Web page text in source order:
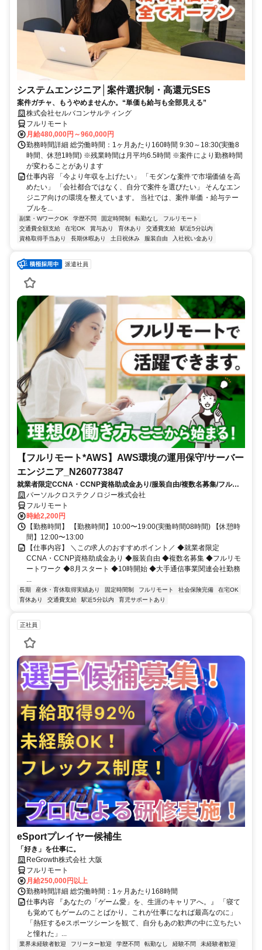
システムエンジニア│案件選択制・高還元SES
案件ガチャ、もうやめませんか。“単価も給与も全部見える”
株式会社セルバコンサルティング
フルリモート
月給480,000円～960,000円
勤務時間詳細 総労働時間：1ヶ月あたり160時間 9:30～18:30(実働8
時間、休憩1時間) ※残業時間は月平均6.5時間 ※案件により勤務時間
が変わることがあります
仕事内容 「今より年収を上げたい」 「モダンな案件で市場価値を高
めたい」 「会社都合ではなく、自分で案件を選びたい」 そんなエン
ジニア向けの環境を整えています。 当社では、案件単価・給与テー
ブルを...
副業・WワークOK 学歴不問 固定時間制 転勤なし
フルリモート
交通費全額支給
在宅OK 賞与あり 育休あり 交通費支給
駅近5分以内
資格取得手当あり
長期休暇あり 土日祝休み 服装自由 入社祝い金あり
派遣社員
【フルリモート*AWS】AWS環境の運用保守/サーバー
エンジニア_N260773847
就業者限定CCNA・CCNP資格助成金あり/服装自由/複数名募集/フルリ
モートワーク/8月スタート/10時開始/大手通信事業関連会社勤務
パーソルクロステクノロジー株式会社
フルリモート
時給2,200円
【勤務時間】 【勤務時間】10:00〜19:00(実働時間08時間) 【休憩時
間】12:00〜13:00
【仕事内容】 ＼この求人のおすすめポイント／ ◆就業者限定
CCNA・CCNP資格助成金あり ◆服装自由 ◆複数名募集 ◆フルリモ
ートワーク ◆8月スタート ◆10時開始 ◆大手通信事業関連会社勤務
...
長期 産休・育休取得実績あり 固定時間制 フルリモート 社会保険完備
在宅OK
育休あり
交通費支給 駅近5分以内 育児サポートあり
正社員
eSportプレイヤー候補生
「好き」を仕事に。
ReGrowth株式会社 大阪
フルリモート
月給250,000円以上
勤務時間詳細 総労働時間：1ヶ月あたり168時間
仕事内容 『あなたの「ゲーム愛」を、生涯のキャリアへ。』 「寝て
も覚めてもゲームのことばかり。これが仕事になれば最高なのに」
「熱狂するeスポーツシーンを観て、自分もあの歓声の中に立ちたい
と憧れた」...
業界未経験者歓迎 フリーター歓迎 学歴不問 転勤なし 経験不問
未経験者歓迎